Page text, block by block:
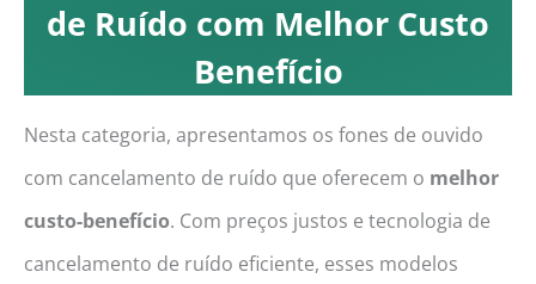
de Ruído com Melhor Custo
Benefício
Nesta categoria, apresentamos os fones de ouvido
com cancelamento de ruído que oferecem o melhor
custo-benefício. Com preços justos e tecnologia de
cancelamento de ruído eficiente, esses modelos